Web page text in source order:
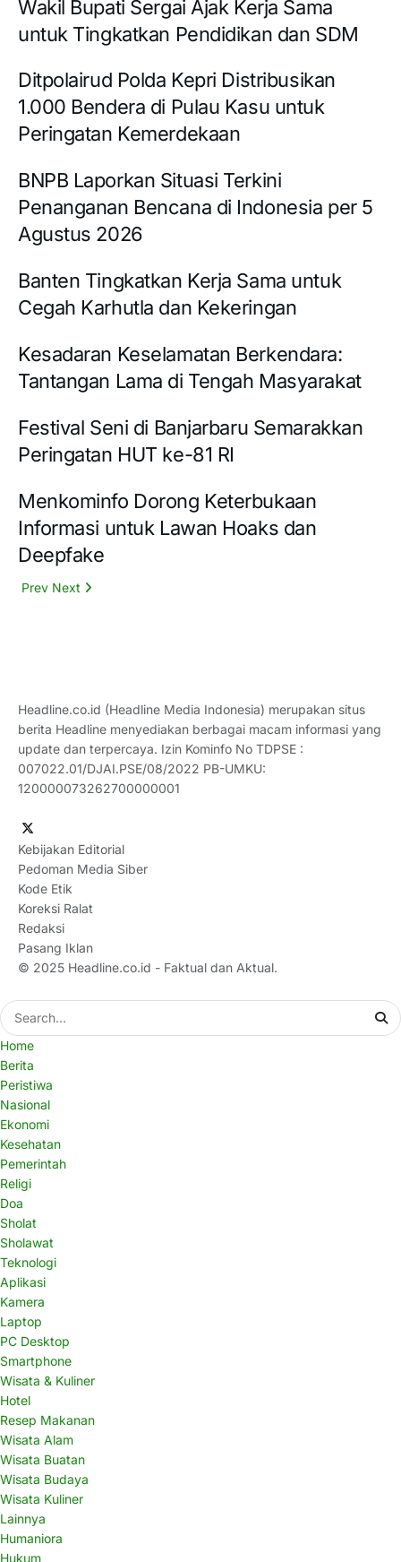
Wakil Bupati Sergai Ajak Kerja Sama
untuk Tingkatkan Pendidikan dan SDM
Ditpolairud Polda Kepri Distribusikan
1.000 Bendera di Pulau Kasu untuk
Peringatan Kemerdekaan
BNPB Laporkan Situasi Terkini
Penanganan Bencana di Indonesia per 5
Agustus 2026
Banten Tingkatkan Kerja Sama untuk
Cegah Karhutla dan Kekeringan
Kesadaran Keselamatan Berkendara:
Tantangan Lama di Tengah Masyarakat
Festival Seni di Banjarbaru Semarakkan
Peringatan HUT ke-81 RI
Menkominfo Dorong Keterbukaan
Informasi untuk Lawan Hoaks dan
Deepfake
Prev Next
Headline.co.id (Headline Media Indonesia) merupakan situs
berita Headline menyediakan berbagai macam informasi yang
update dan terpercaya. Izin Kominfo No TDPSE :
007022.01/DJAI.PSE/08/2022 PB-UMKU:
120000073262700000001
Kebijakan Editorial
Pedoman Media Siber
Kode Etik
Koreksi Ralat
Redaksi
Pasang Iklan
© 2025 Headline.co.id - Faktual dan Aktual.
Home
Berita
Peristiwa
Nasional
Ekonomi
Kesehatan
Pemerintah
Religi
Doa
Sholat
Sholawat
Teknologi
Aplikasi
Kamera
Laptop
PC Desktop
Smartphone
Wisata & Kuliner
Hotel
Resep Makanan
Wisata Alam
Wisata Buatan
Wisata Budaya
Wisata Kuliner
Lainnya
Humaniora
Hukum